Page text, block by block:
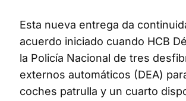
Esta nueva entrega da
acuerdo iniciado cuando HCB
la Policía Nacional de tres
externos automáticos (DEA)
coches patrulla y un cuarto